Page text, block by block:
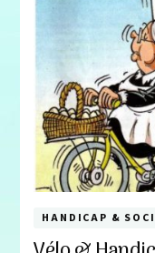
HANDICAP &